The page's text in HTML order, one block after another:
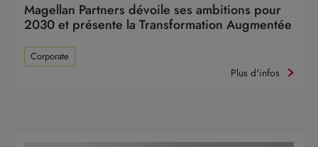
Magellan Partners dévoile ses ambitions pour
2030 et présente la Transformation Augmentée
Corporate
Plus d'infos